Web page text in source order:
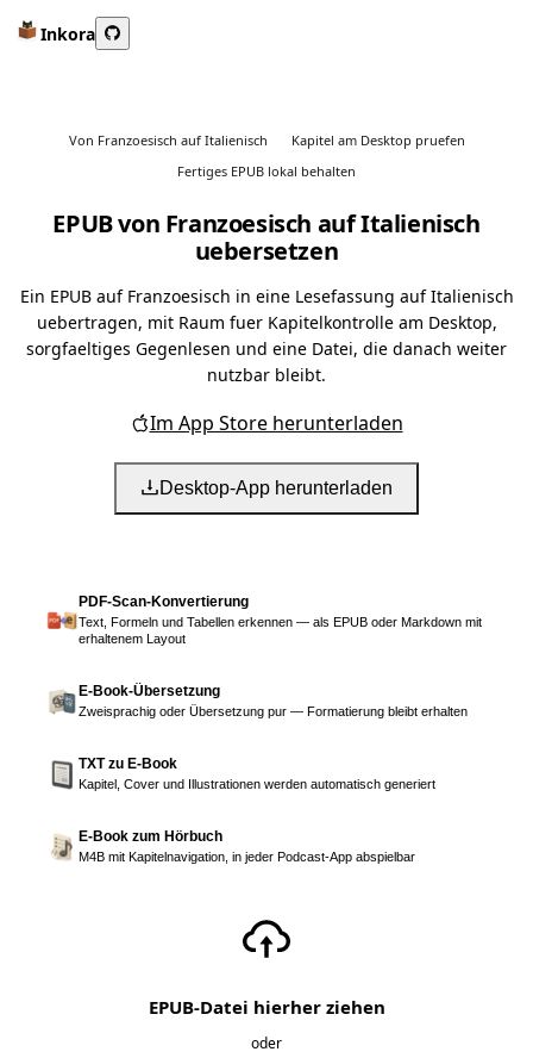
Inkora
Von Franzoesisch auf Italienisch
Kapitel am Desktop pruefen
Fertiges EPUB lokal behalten
EPUB von Franzoesisch auf Italienisch
uebersetzen
Ein EPUB auf Franzoesisch in eine Lesefassung auf Italienisch
uebertragen, mit Raum fuer Kapitelkontrolle am Desktop,
sorgfaeltiges Gegenlesen und eine Datei, die danach weiter
nutzbar bleibt.
Im App Store herunterladen
Desktop-App herunterladen
PDF-Scan-Konvertierung
Text, Formeln und Tabellen erkennen — als EPUB oder Markdown mit
erhaltenem Layout
E-Book-Übersetzung
Zweisprachig oder Übersetzung pur — Formatierung bleibt erhalten
TXT zu E-Book
Kapitel, Cover und Illustrationen werden automatisch generiert
E-Book zum Hörbuch
M4B mit Kapitelnavigation, in jeder Podcast-App abspielbar
EPUB-Datei hierher ziehen
oder